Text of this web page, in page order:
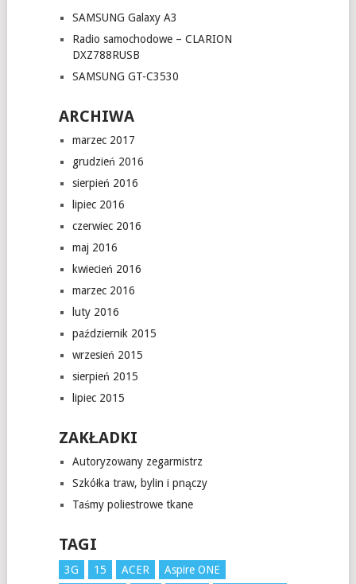
SAMSUNG Galaxy A3
Radio samochodowe – CLARION
DXZ788RUSB
SAMSUNG GT-C3530
ARCHIWA
marzec 2017
grudzień 2016
sierpień 2016
lipiec 2016
czerwiec 2016
maj 2016
kwiecień 2016
marzec 2016
luty 2016
październik 2015
wrzesień 2015
sierpień 2015
lipiec 2015
ZAKŁADKI
Autoryzowany zegarmistrz
Szkółka traw, bylin i pnączy
Taśmy poliestrowe tkane
TAGI
3G 15 ACER
Aspire ONE